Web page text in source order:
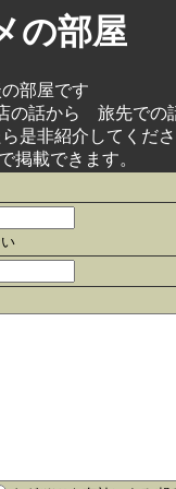
の部屋
部屋です
の話から 旅先での
是非紹介してくださ
掲載できます。